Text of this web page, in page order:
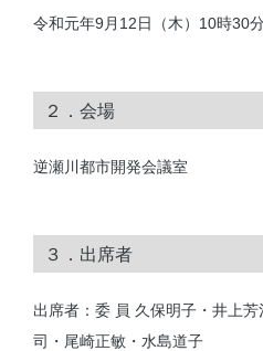
令和元年9月12日（木）10時30
２．会場
逆瀬川都市開発会議室
３．出席者
出席者：委 員 久保明子・井上
司・尾崎正敏・水島道子